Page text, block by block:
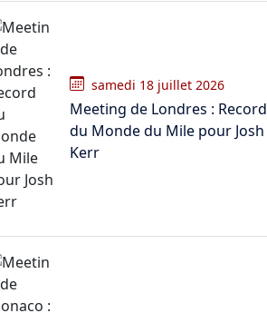
samedi 18 juillet 2026
Meeting de Londres : Record
du Monde du Mile pour Josh
Kerr